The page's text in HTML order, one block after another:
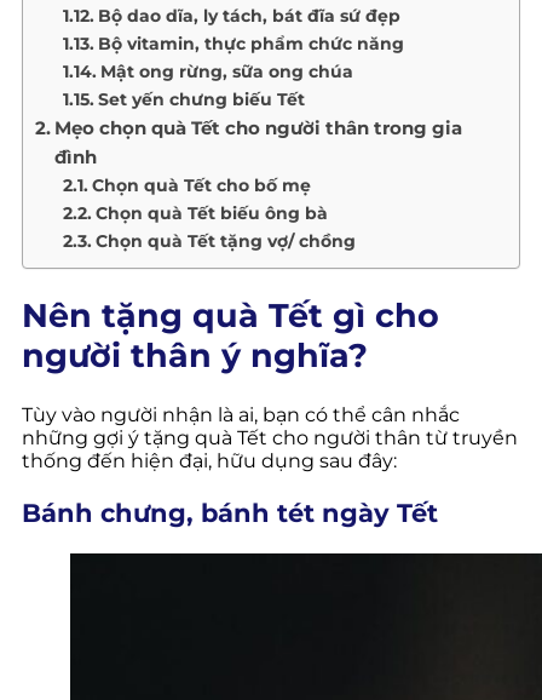
Bộ dao dĩa, ly tách, bát đĩa sứ đẹp
Bộ vitamin, thực phẩm chức năng
Mật ong rừng, sữa ong chúa
Set yến chưng biếu Tết
Mẹo chọn quà Tết cho người thân trong gia
đình
Chọn quà Tết cho bố mẹ
Chọn quà Tết biếu ông bà
Chọn quà Tết tặng vợ/ chồng
Nên tặng quà Tết gì cho
người thân ý nghĩa?
Tùy vào người nhận là ai, bạn có thể cân nhắc
những gợi ý tặng quà Tết cho người thân từ truyền
thống đến hiện đại, hữu dụng sau đây:
Bánh chưng, bánh tét ngày Tết